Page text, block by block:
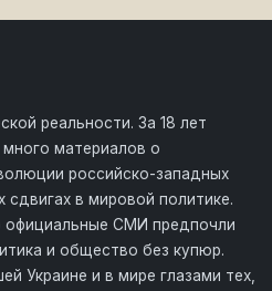
реальности. За 18 лет
материалов о
российско-западных
сдвигах в мировой политике.
СМИ предпочли
и общество без купюр.
Украине и в мире глазами тех,